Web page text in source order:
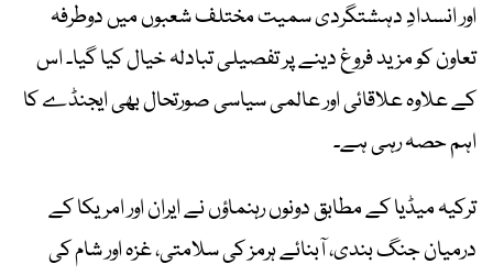
اور انسدادِ دہشتگردی سمیت مختلف شعبوں میں دوطرفہ
تعاون کو مزید فروغ دینے پر تفصیلی تبادلہ خیال کیا گیا۔ اس
کے علاوہ علاقائی اور عالمی سیاسی صورتحال بھی ایجنڈے کا
اہم حصہ رہی ہے۔
ترکیہ میڈیا کے مطابق دونوں رہنماؤں نے ایران اور امریکا کے
درمیان جنگ بندی، آبنائے ہرمز کی سلامتی، غزہ اور شام کی